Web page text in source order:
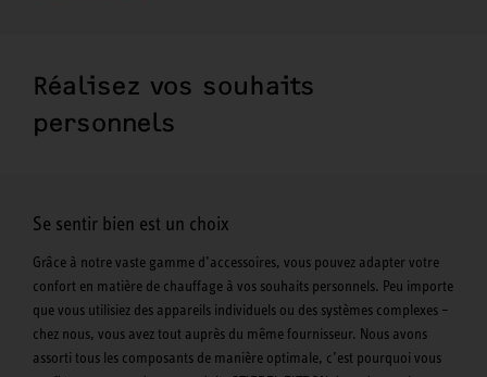
Réalisez vos souhaits
personnels
Se sentir bien est un choix
Grâce à notre vaste gamme d’accessoires, vous pouvez adapter votre
confort en matière de chauffage à vos souhaits personnels. Peu importe
que vous utilisiez des appareils individuels ou des systèmes complexes –
chez nous, vous avez tout auprès du même fournisseur. Nous avons
assorti tous les composants de manière optimale, c’est pourquoi vous